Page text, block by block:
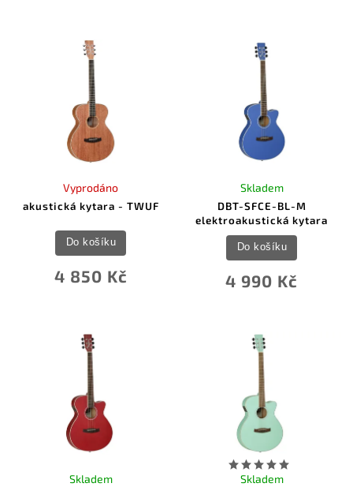
akustická kytara - TWUF
Vyprodáno
4 850 Kč
Do košíku
DBT-SFCE-BL-M
elektroakustická kytara
Skladem
4 990 Kč
Do košíku
Skladem Skladem